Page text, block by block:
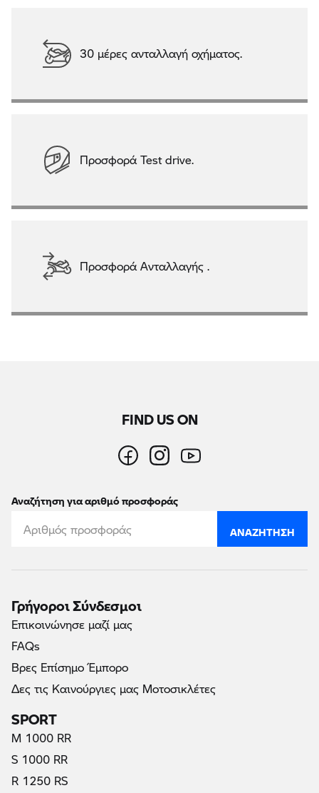
30 μέρες ανταλλαγή οχήματος.
Προσφορά Test drive.
Προσφορά Ανταλλαγής .
FIND US ON
Αναζήτηση για αριθμό προσφοράς
ΑΝΑΖΉΤΗΣΗ
Γρήγοροι Σύνδεσμοι
Επικοινώνησε μαζί μας
FAQs
Βρες Επίσημο Έμπορο
Δες τις Καινούργιες μας Μοτοσικλέτες
SPORT
M 1000 RR
S 1000 RR
R 1250 RS